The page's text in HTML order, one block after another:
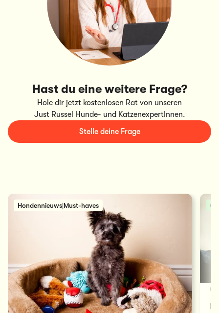
Hast du eine weitere Frage?
Hole dir jetzt kostenlosen Rat von unseren
Just Russel Hunde- und KatzenexpertInnen.
Stelle deine Frage
Hondennieuws|Must-haves